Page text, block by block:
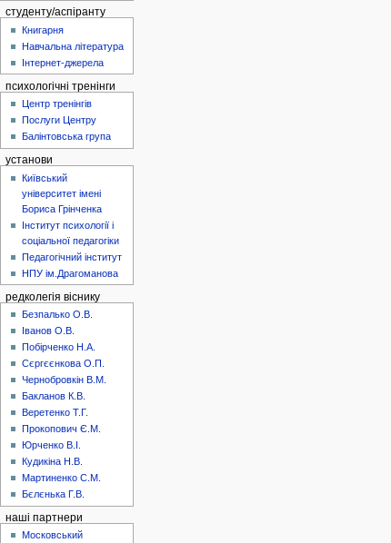
студенту/аспіранту
Книгарня
Навчальна література
Інтернет-джерела
психологічні тренінги
Центр тренінгів
Послуги Центру
Балінтовська група
установи
Київський
університет імені
Бориса Грінченка
Інститут психології і
соціальної педагогіки
Педагогічний інститут
НПУ ім.Драгоманова
редколегія віснику
Безпалько О.В.
Іванов О.В.
Побірченко Н.А.
Сєргєєнкова О.П.
Чернобровкін В.М.
Бакланов К.В.
Веретенко Т.Г.
Прокопович Є.М.
Юрченко В.І.
Кудикіна Н.В.
Мартиненко С.М.
Бєлєнька Г.В.
наші партнери
Московський